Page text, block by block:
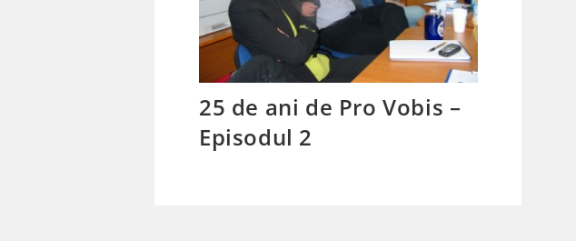
25 de ani de Pro Vobis –
Episodul 2